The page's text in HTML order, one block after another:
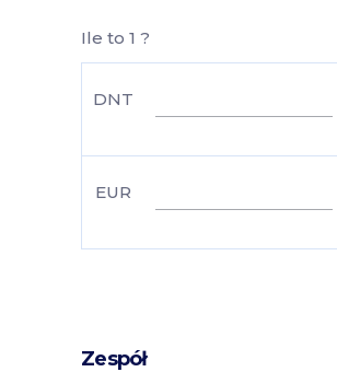
Ile to 1 ?
DNT
EUR
Zespół